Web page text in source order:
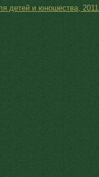
детей и юношества,